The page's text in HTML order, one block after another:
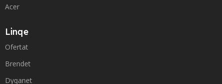
Acer
Linqe
Ofertat
Brendet
Dyqanet